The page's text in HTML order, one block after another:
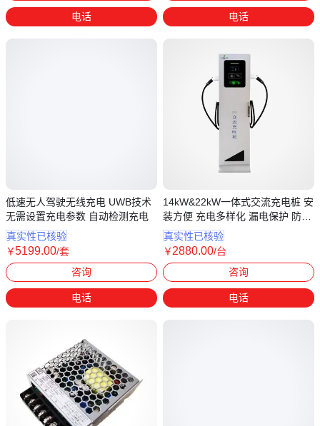
电话
低速无人驾驶无线充电 UWB技术
无需设置充电参数 自动检测充电
真实性已核验
￥5199.00/套
咨询
电话
电话
14kW&22kW一体式交流充电桩 安
装方便 充电多样化 漏电保护 防雷
保护
真实性已核验
￥2880.00/台
咨询
电话